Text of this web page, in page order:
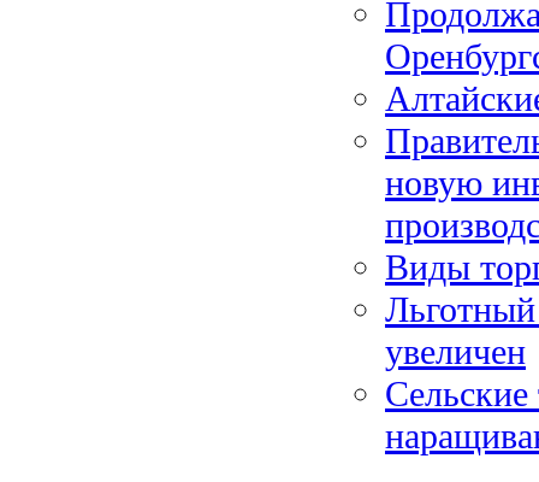
новую
Виды
Льготный
увеличен